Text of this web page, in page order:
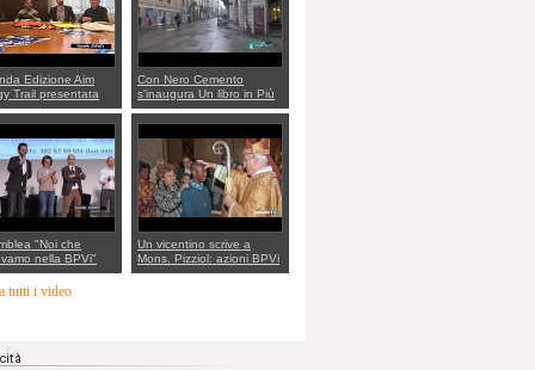
Edizione Aim
Trail presentata
Dalla Rosa
Con Nero Cemento
s'inaugura Un libro in Più
"Noi che
nella BPVi"
Un vicentino scrive a
Mons. Pizziol: azioni BPVi
di enti religiosi e "buchi"
tutti i video